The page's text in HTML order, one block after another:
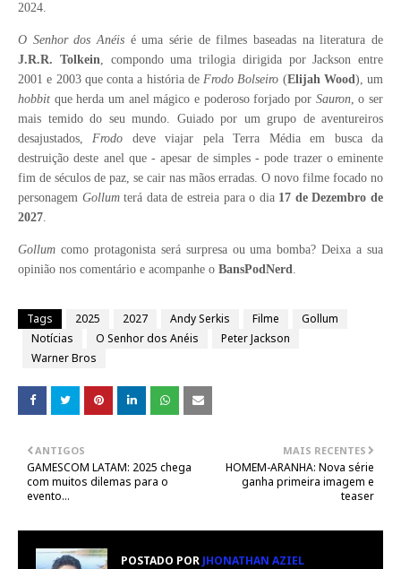
2024.
O Senhor dos Anéis é uma série de filmes baseadas na literatura de
J.R.R. Tolkein, compondo uma trilogia dirigida por Jackson entre
2001 e 2003 que conta a história de Frodo Bolseiro (Elijah Wood), um
hobbit que herda um anel mágico e poderoso forjado por Sauron, o ser
mais temido do seu mundo. Guiado por um grupo de aventureiros
desajustados,Frodo deve viajar pela Terra Média em busca da
destruição deste anel que - apesar de simples - pode trazer o eminente
fim de séculos de paz, se cair nas mãos erradas. O novo filme focado no
personagem Gollumterá data de estreia para o dia 17 de Dezembro de
2027.
Gollum como protagonista será surpresa ou uma bomba? Deixa a sua
opinião nos comentário e acompanhe o BansPodNerd.
Tags 2025 2027 Andy Serkis Filme
Gollum
Notícias
O Senhor dos Anéis
Peter Jackson
Warner Bros
MAIS RECENTES
HOMEM-ARANHA: Nova série
ganha primeira imagem e
teaser
ANTIGOS
GAMESCOM LATAM: 2025 chega
com muitos dilemas para o
evento...
POSTADO POR JHONATHAN AZIEL